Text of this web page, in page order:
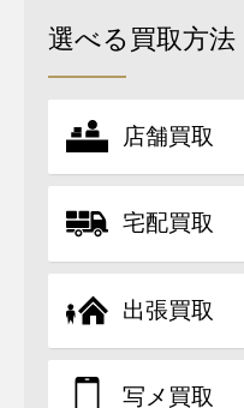
選べる買取方法
店舗買取
宅配買取
出張買取
写メ買取